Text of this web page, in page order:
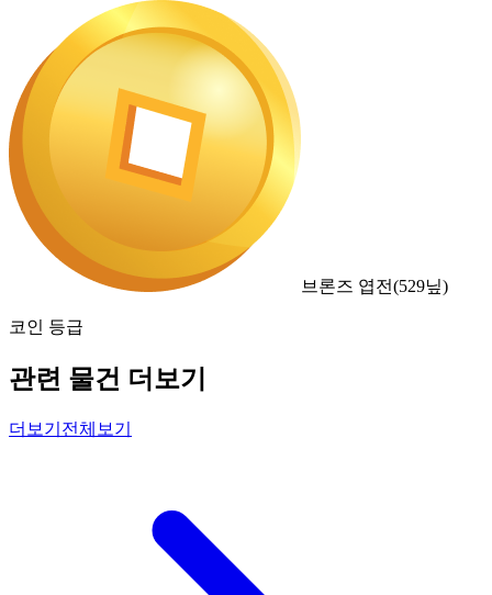
브론즈 엽전(529닢)
코인 등급
관련 물건 더보기
더보기 전체보기